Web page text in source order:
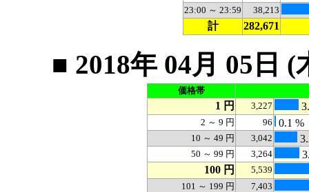
23:00 ～ 23:59
38,213
計 282,671
■ 2018年 04月 05日
価格帯
1 円 3,227
2 ～ 9 円 96 0.1 %
10 ～ 49 円 3,042
50 ～ 99 円 3,264
100 円
5,539
101 ～ 199 円
7,403